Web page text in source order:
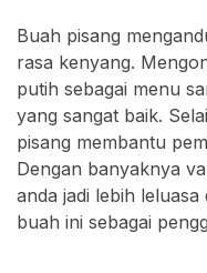
Buah pisang
rasa kenyang.
putih sebagai menu
yang sangat baik.
pisang membantu
Dengan banyaknya
anda jadi lebih
buah ini sebagai